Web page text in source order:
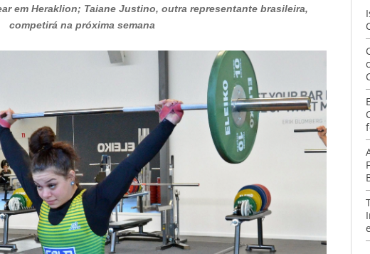
em Heraklion; Taiane Justino, outra representante brasileira,
competirá na próxima semana